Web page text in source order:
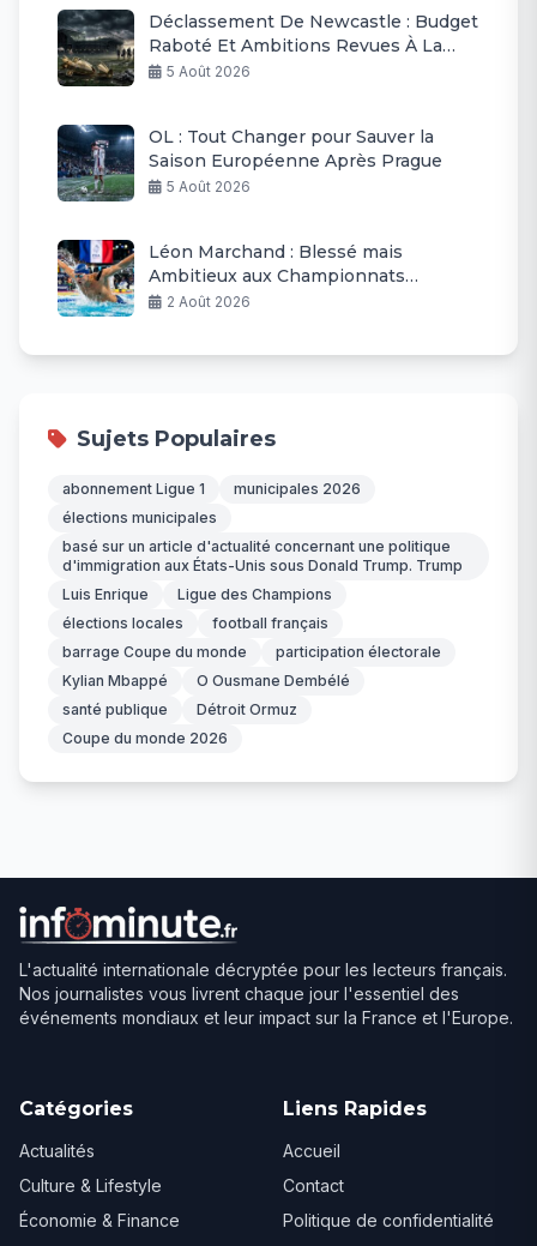
Déclassement De Newcastle : Budget
Raboté Et Ambitions Revues À La
Baisse
5 Août 2026
OL : Tout Changer pour Sauver la
Saison Européenne Après Prague
5 Août 2026
Léon Marchand : Blessé mais
Ambitieux aux Championnats
d’Europe
2 Août 2026
Sujets Populaires
abonnement Ligue 1
municipales 2026
élections municipales
basé sur un article d'actualité concernant une politique
d'immigration aux États-Unis sous Donald Trump. Trump
Luis Enrique
Ligue des Champions
élections locales
football français
barrage Coupe du monde
participation électorale
Kylian Mbappé
O Ousmane Dembélé
santé publique
Détroit Ormuz
Coupe du monde 2026
L'actualité internationale décryptée pour les lecteurs français.
Nos journalistes vous livrent chaque jour l'essentiel des
événements mondiaux et leur impact sur la France et l'Europe.
Catégories
Actualités
Culture & Lifestyle
Économie & Finance
Liens Rapides
Accueil
Contact
Politique de confidentialité